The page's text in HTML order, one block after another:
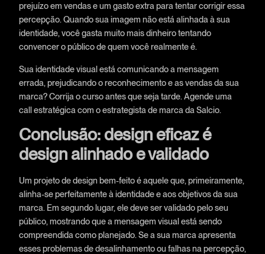
prejuízo em vendas e um gasto extra para tentar corrigir essa
percepção. Quando sua imagem não está alinhada à sua
identidade, você gasta muito mais dinheiro tentando
convencer o público de quem você realmente é.
Sua identidade visual está comunicando a mensagem
errada, prejudicando o reconhecimento e as vendas da sua
marca? Corrija o curso antes que seja tarde. Agende uma
call estratégica com o estrategista de marca da Salcio.
Conclusão: design eficaz é
design alinhado e validado
Um projeto de design bem-feito é aquele que, primeiramente,
alinha-se perfeitamente à identidade e aos objetivos da sua
marca. Em segundo lugar, ele deve ser validado pelo seu
público, mostrando que a mensagem visual está sendo
compreendida como planejado. Se a sua marca apresenta
esses problemas de desalinhamento ou falhas na percepção,